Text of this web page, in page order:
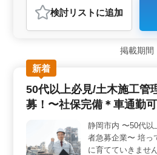
おすすめポイント
＜経験を活かす＞ 中華料理店で
経験が必須です。経験豊富な方
す絶好の機会です。 ＜働きや
務時間相談可など、働きやすい
安心して長く勤務できる環境で
く活躍＞ 50代、60代の方も多数
ず、仲間と共に働ける環境が整っ
検討リスト に追加
掲載期
新着
50代以上必見/土木施工管
募！〜社保完備＊車通勤
静岡市内 〜50代以
者急募企業〜 培っ
に育てていきませ